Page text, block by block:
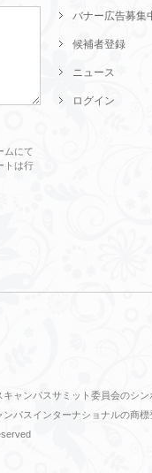
ムにて
トは行
バナー広告募集
候補者登録
ニュース
ログイン
ャンパスサミット委員会のシ
パスインターナショナルの商